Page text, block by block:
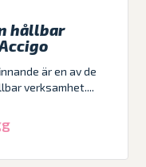
hållbar
är en av de
verksamhet....